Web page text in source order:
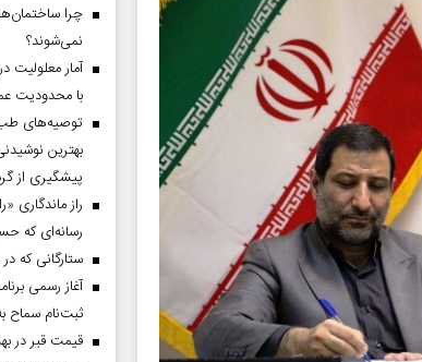
چرا
نمی‌شوند؟
با محدودیت
توصیه‌های طب
بهترین
پیشگیری از
راز ماندگاری
رسانه‌ای که
ستارگانی که در جام
ثبت‌نام سماح به ۱.۷ میلیون نفر